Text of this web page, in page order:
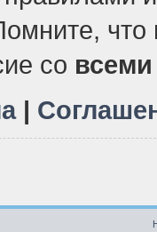
со всеми
|